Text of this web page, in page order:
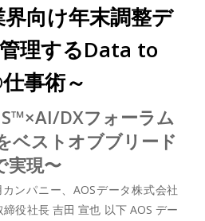
向け年末調整デ
理するData to
事術～
DXフォーラム
ベストオブブリード
実現〜
ンパニー、AOSデータ株式会社
役社長 吉田 宣也 以下 AOS デー